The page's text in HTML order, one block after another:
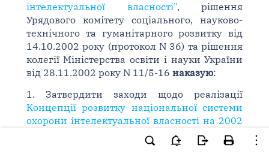
інтелектуальної власності", рішення
Урядового комітету соціального, науково-
технічного та гуманітарного розвитку від
14.10.2002 року (протокол N 36) та рішення
колегії Міністерства освіти і науки України
від 28.11.2002 року N 11/5-16 наказую:
1. Затвердити заходи щодо реалізації
Концепції розвитку національної системи
охорони інтелектуальної власності на 2002
(далі - Заходи), що додаються.